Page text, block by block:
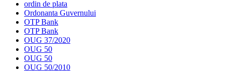
ordin de plata
Ordonanta Guvernului
OTP Bank
OTP Bank
OUG 37/2020
OUG 50
OUG 50
OUG 50/2010